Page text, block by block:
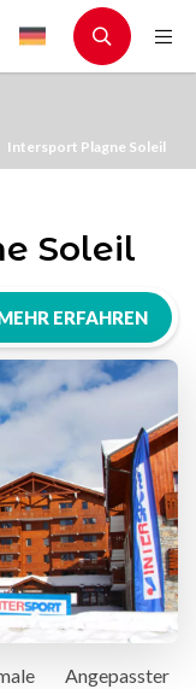
Intersport Plagne Soleil
Soleil
ERFAHREN
Angepasster